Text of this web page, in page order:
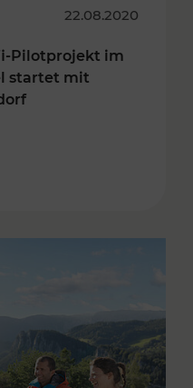
22.08.2020
Pilotprojekt im
startet mit